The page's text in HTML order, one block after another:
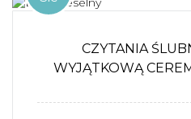
CZYTANIA
WYJĄTKOWĄ